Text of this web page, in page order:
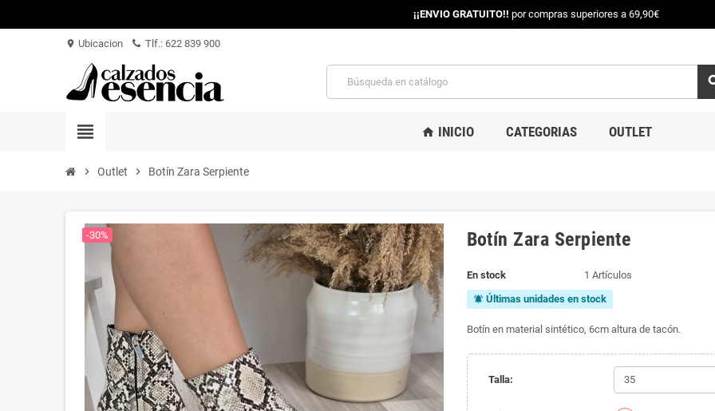
¡¡ENVIO GRATUITO!! por compras superiores a 69,90€
location_on Ubicacion Tlf.: 622 839 900
view_headline home INICIO CATEGORIAS OUTLET
chevron_right Outlet chevron_right Botín Zara Serpiente
-30% Botín Zara Serpiente
En stock 1 Artículos
notifications_active Últimas unidades en stock
Botín en material sintético, 6cm altura de tacón.
Talla: